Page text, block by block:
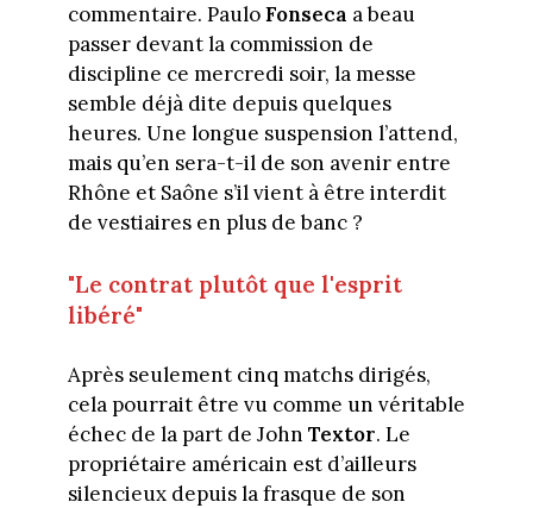
commentaire. PauloFonseca a beau
passer devant la commission de
discipline ce mercredi soir, la messe
semble déjà dite depuis quelques
heures. Une longue suspension l’attend,
mais qu’en sera-t-il de son avenir entre
Rhône et Saône s’il vient à être interdit
de vestiaires en plus de banc ?
"Le contrat plutôt que l'esprit
libéré"
Après seulement cinq matchs dirigés,
cela pourrait être vu comme un véritable
échec de la part de John Textor. Le
propriétaire américain est d’ailleurs
silencieux depuis la frasque de son